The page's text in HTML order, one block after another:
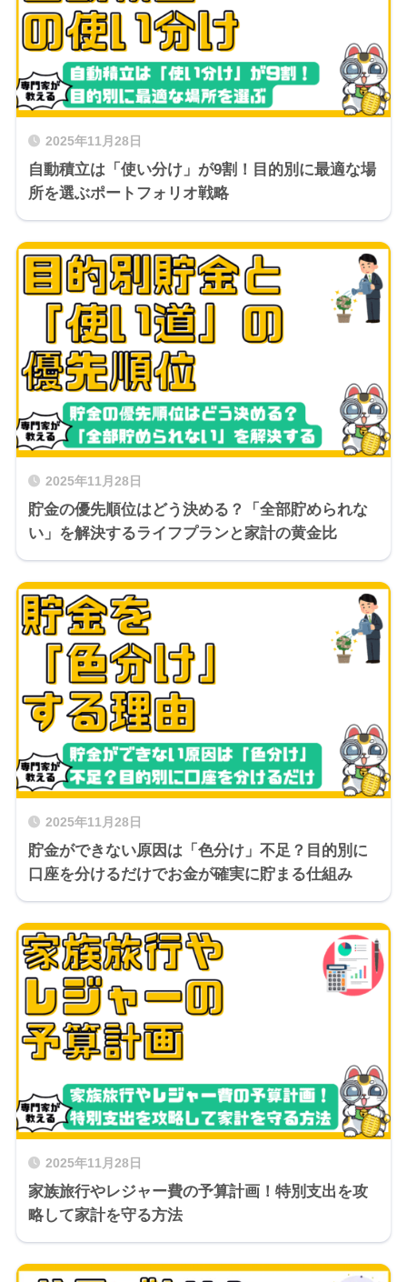
2025年11月28日
自動積立は「使い分け」が9割！目的別に最適な場
所を選ぶポートフォリオ戦略
2025年11月28日
貯金の優先順位はどう決める？「全部貯められな
い」を解決するライフプランと家計の黄金比
2025年11月28日
貯金ができない原因は「色分け」不足？目的別に
口座を分けるだけでお金が確実に貯まる仕組み
2025年11月28日
家族旅行やレジャー費の予算計画！特別支出を攻
略して家計を守る方法